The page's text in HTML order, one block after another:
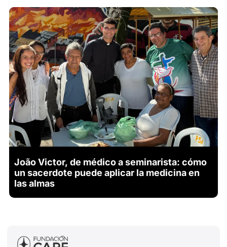
João Victor, de médico a seminarista: cómo
un sacerdote puede aplicar la medicina en
las almas